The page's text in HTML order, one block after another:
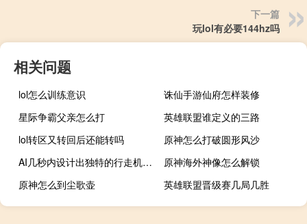
下一篇
玩lol有必要144hz吗
相关问题
lol怎么训练意识
诛仙手游仙府怎样装修
星际争霸父亲怎么打
英雄联盟谁定义的三路
lol转区又转回后还能转吗
原神怎么打破圆形风沙
AI几秒内设计出独特的行走机器人
原神海外神像怎么解锁
原神怎么到尘歌壶
英雄联盟晋级赛几局几胜